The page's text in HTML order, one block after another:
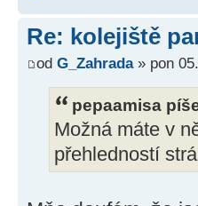
Re: kolejiště
od G_Zahrada» pon
pepaamisa
Možná máte v
přehledností